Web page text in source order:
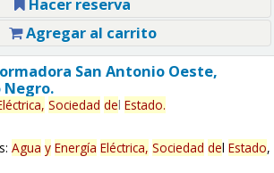
Agregar al carrito
San Antonio Oeste,
Negro.
Sociedad del Estado.
Agua y Energía Eléctrica, Sociedad del Estado,